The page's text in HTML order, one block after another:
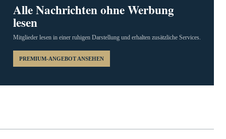
Alle Nachrichten ohne Werbung
lesen
Mitglieder lesen in einer ruhigen Darstellung und erhalten zusätzliche Services.
PREMIUM-ANGEBOT ANSEHEN